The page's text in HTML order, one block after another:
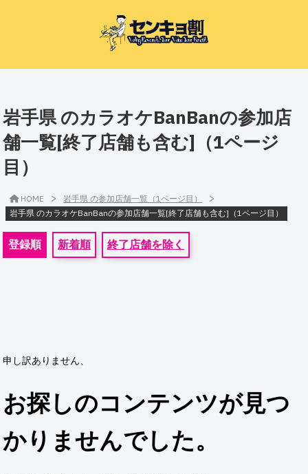
岩手県 のカラオケBanBanの参加店
舗一覧[終了店舗も含む]（1ページ
目）
HOME > 岩手県 の参加店舗一覧（1ページ目） >
岩手県 のカラオケBanBanの参加店舗一覧[終了店舗も含む]（1ページ目）
登録順 新着順 終了店舗を除く
申し訳ありません、
お探しのコンテンツが見つ
かりませんでした。